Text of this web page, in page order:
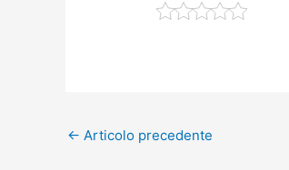
← Articolo precedente